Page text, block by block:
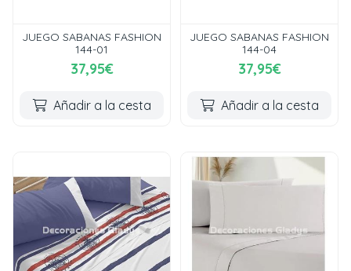
JUEGO SABANAS FASHION
144-01
37,95€
Añadir a la cesta
JUEGO SABANAS FASHION
144-04
37,95€
Añadir a la cesta